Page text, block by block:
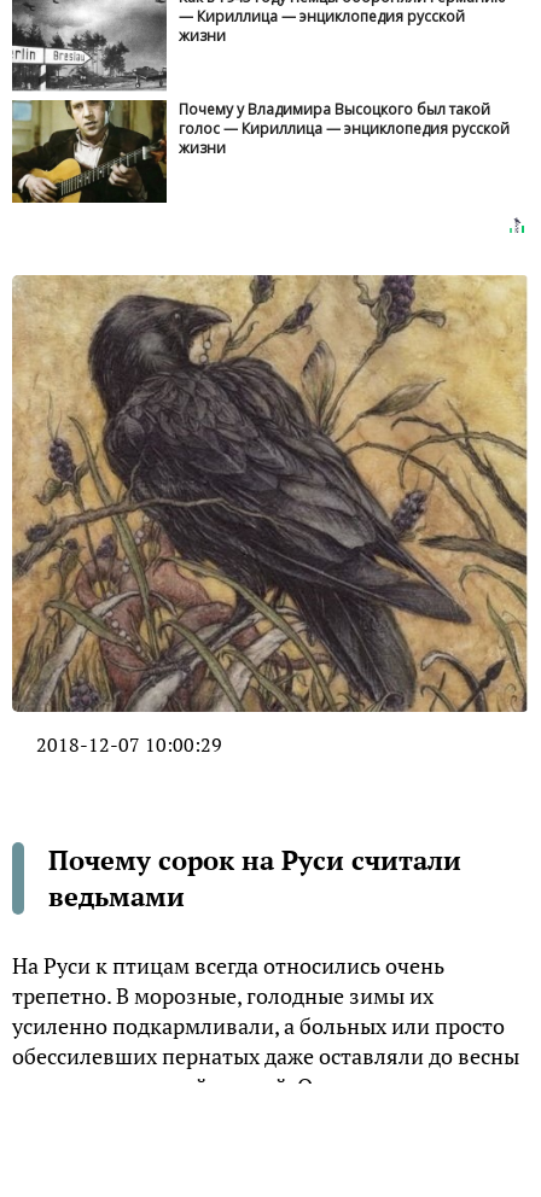
— Кириллица — энциклопедия русской
жизни
Почему у Владимира Высоцкого был такой
голос — Кириллица — энциклопедия русской
жизни
2018-12-07 10:00:29
Почему сорок на Руси считали
ведьмами
На Руси к птицам всегда относились очень
трепетно. В морозные, голодные зимы их
усиленно подкармливали, а больных или просто
обессилевших пернатых даже оставляли до весны
вместе с домашней птицей. Однако не ко всем